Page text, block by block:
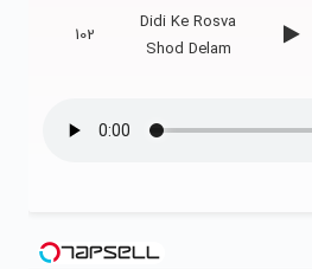
102
Didi Ke Rosva
Shod Delam